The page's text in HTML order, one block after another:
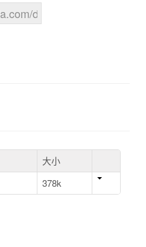
大小
378k